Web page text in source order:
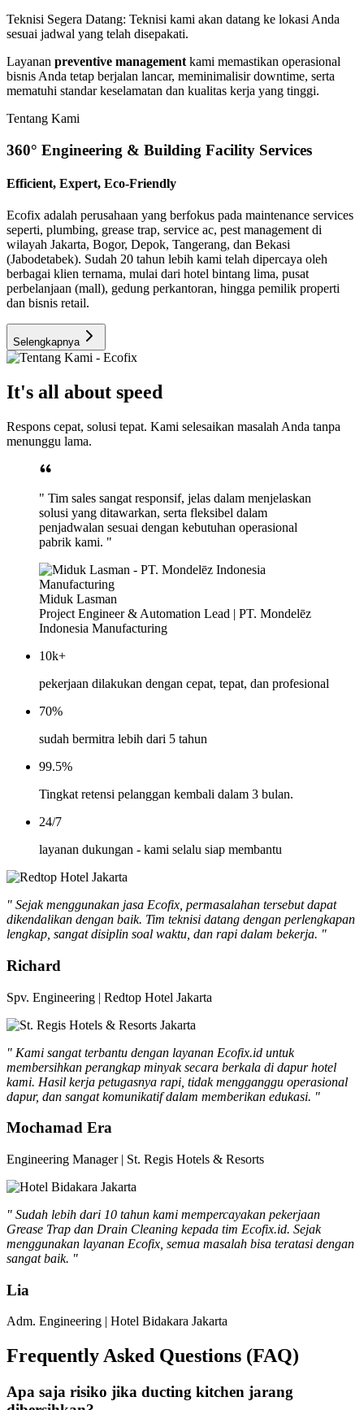
Teknisi Segera Datang: Teknisi kami akan datang ke lokasi Anda
sesuai jadwal yang telah disepakati.
Layanan preventive management kami memastikan operasional
bisnis Anda tetap berjalan lancar, meminimalisir downtime, serta
mematuhi standar keselamatan dan kualitas kerja yang tinggi.
Tentang Kami
360° Engineering & Building Facility Services
Efficient, Expert, Eco-Friendly
Ecofix adalah perusahaan yang berfokus pada maintenance services
seperti, plumbing, grease trap, service ac, pest management di
wilayah Jakarta, Bogor, Depok, Tangerang, dan Bekasi
(Jabodetabek). Sudah 20 tahun lebih kami telah dipercaya oleh
berbagai klien ternama, mulai dari hotel bintang lima, pusat
perbelanjaan (mall), gedung perkantoran, hingga pemilik properti
dan bisnis retail.
Selengkapnya
It's all about speed
Respons cepat, solusi tepat. Kami selesaikan masalah Anda tanpa
menunggu lama.
" Tim sales sangat responsif, jelas dalam menjelaskan
solusi yang ditawarkan, serta fleksibel dalam
penjadwalan sesuai dengan kebutuhan operasional
pabrik kami. "
Miduk Lasman
Project Engineer & Automation Lead | PT. Mondelēz
Indonesia Manufacturing
10k+
pekerjaan dilakukan dengan cepat, tepat, dan profesional
70%
sudah bermitra lebih dari 5 tahun
99.5%
Tingkat retensi pelanggan kembali dalam 3 bulan.
24/7
layanan dukungan - kami selalu siap membantu
" Sejak menggunakan jasa Ecofix, permasalahan tersebut dapat
dikendalikan dengan baik. Tim teknisi datang dengan perlengkapan
lengkap, sangat disiplin soal waktu, dan rapi dalam bekerja. "
Richard
Spv. Engineering | Redtop Hotel Jakarta
" Kami sangat terbantu dengan layanan Ecofix.id untuk
membersihkan perangkap minyak secara berkala di dapur hotel
kami. Hasil kerja petugasnya rapi, tidak mengganggu operasional
dapur, dan sangat komunikatif dalam memberikan edukasi. "
Mochamad Era
Engineering Manager | St. Regis Hotels & Resorts
" Sudah lebih dari 10 tahun kami mempercayakan pekerjaan
Grease Trap dan Drain Cleaning kepada tim Ecofix.id. Sejak
menggunakan layanan Ecofix, semua masalah bisa teratasi dengan
sangat baik. "
Lia
Adm. Engineering | Hotel Bidakara Jakarta
Frequently Asked Questions (FAQ)
Apa saja risiko jika ducting kitchen jarang